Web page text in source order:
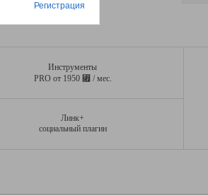
Инструменты
PRO от 1950 ⃏ / мес.
Линк+
социальный плагин
Регистрация